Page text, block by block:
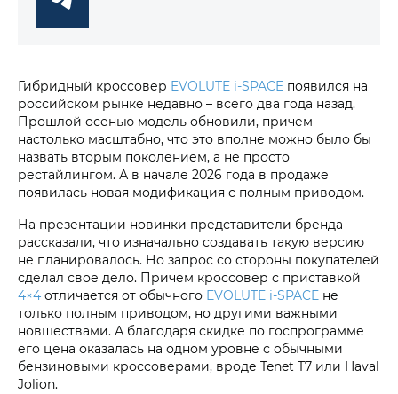
Гибридный кроссовер EVOLUTE i‑SPACE появился на
российском рынке недавно – всего два года назад.
Прошлой осенью модель обновили, причем
настолько масштабно, что это вполне можно было бы
назвать вторым поколением, а не просто
рестайлингом. А в начале 2026 года в продаже
появилась новая модификация с полным приводом.
На презентации новинки представители бренда
рассказали, что изначально создавать такую версию
не планировалось. Но запрос со стороны покупателей
сделал свое дело. Причем кроссовер с приставкой
4×4 отличается от обычного EVOLUTE i‑SPACE не
только полным приводом, но другими важными
новшествами. А благодаря скидке по госпрограмме
его цена оказалась на одном уровне с обычными
бензиновыми кроссоверами, вроде Tenet T7 или Haval
Jolion.